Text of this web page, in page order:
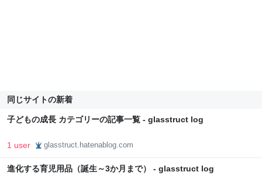
同じサイトの新着
子どもの成長 カテゴリーの記事一覧 - glasstruct log
1 user glasstruct.hatenablog.com
進化する育児用品（誕生～3か月まで） - glasstruct log